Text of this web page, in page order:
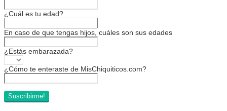
¿Cuál es tu edad?
En caso de que tengas hijos, cuáles son sus edades
¿Estás embarazada?
¿Cómo te enteraste de MisChiquiticos.com?